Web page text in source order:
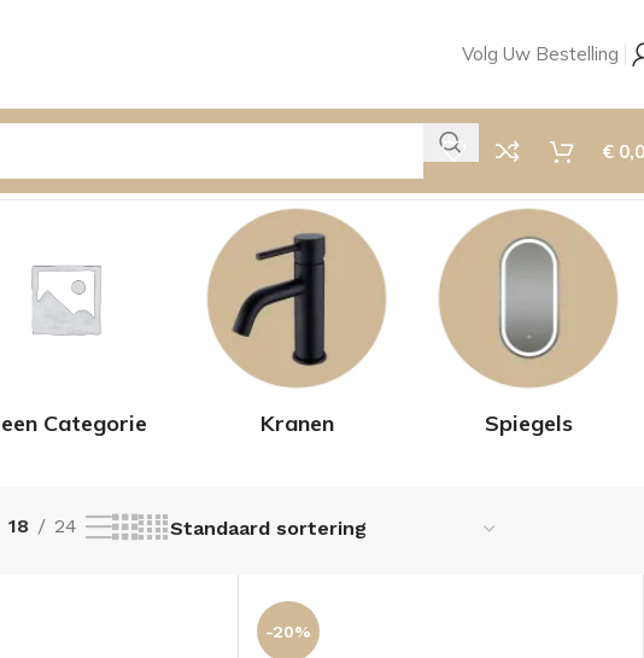
Volg Uw Bestelling
€
Categorie Kranen Spiegels
18 24
-20%